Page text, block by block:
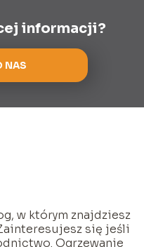
informacji?
NAS
w którym znajdziesz
się jeśli
Ogrzewanie